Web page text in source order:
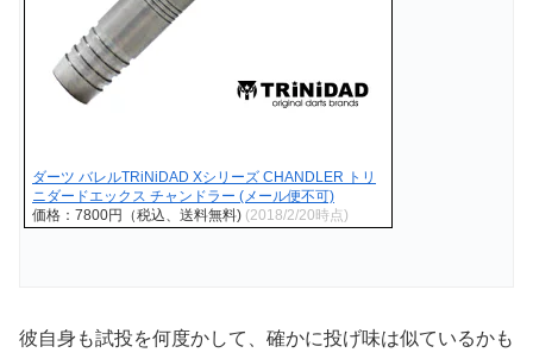
ダーツ バレルTRiNiDAD Xシリーズ CHANDLER トリ
ニダードエックス チャンドラー (メール便不可)
価格：7800円（税込、送料無料) (2018/2/20時点)
彼自身も試投を何度かして、確かに投げ味は似ているかも